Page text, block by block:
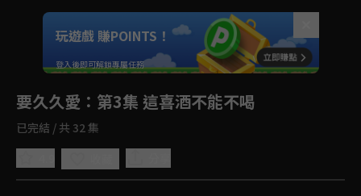
Unmute
如有不便請見諒
玩遊戲 賺POINTS！
登入後即可解鎖專屬任務
要久久愛 ：第3集 這喜酒不能不喝
已完結 / 共 32 集